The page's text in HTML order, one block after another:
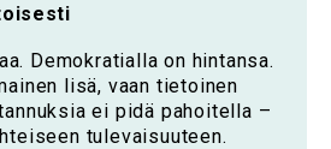
Demokratialla on hintansa.
lisä, vaan tietoinen
ei pidä pahoitella –
tulevaisuuteen.